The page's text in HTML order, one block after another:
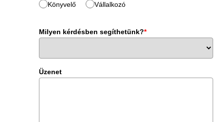
Könyvelő Vállalkozó
Milyen kérdésben segíthetünk?*
Üzenet